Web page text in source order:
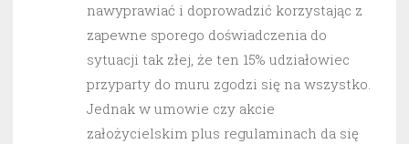
nawyprawiać i doprowadzić korzystając z
zapewne sporego doświadczenia do
sytuacji tak złej, że ten 15% udziałowiec
przyparty do muru zgodzi się na wszystko.
Jednak w umowie czy akcie
założycielskim plus regulaminach da się